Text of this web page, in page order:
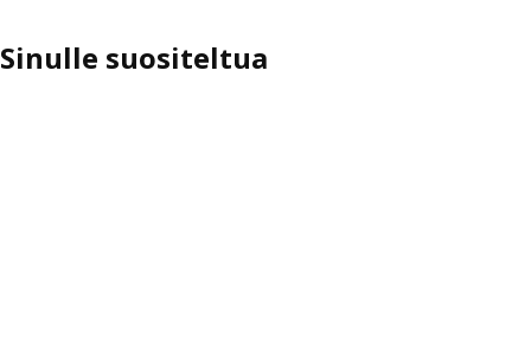
Sinulle suositeltua